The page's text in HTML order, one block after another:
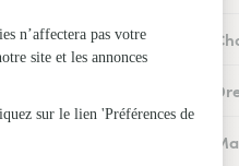
Fleuristes à
Fleuristes à
Fleuristes à